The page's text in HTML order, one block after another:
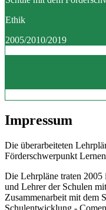
Ethik
2005/2010/2019
Impressum
Die überarbeiteten
Förderschwerpunkt
Die Lehrpläne traten
und Lehrer der Schulen
Zusammenarbeit mit dem
Schulentwicklung -